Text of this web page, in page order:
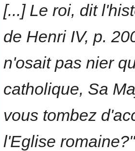
[...] Le roi, dit
de Henri IV, p.
n'osait pas nier
catholique, Sa
vous tombez
l'Eglise